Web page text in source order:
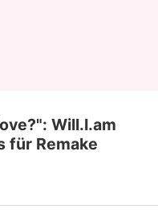
Will.I.am
für Remake